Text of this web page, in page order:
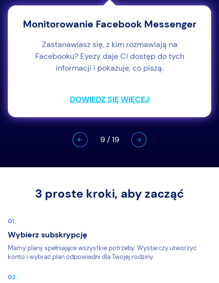
Monitorowanie Facebook Messenger
Zastanawiasz się, z kim rozmawiają na
Facebooku? Eyezy daje Ci dostęp do tych
informacji i pokazuje, co piszą.
DOWIEDZ SIĘ WIĘCEJ
9/19
3 proste kroki, aby zacząć
Wybierz subskrypcję
Mamy plany spełniające wszystkie potrzeby. Wystarczy utworzyć
konto i wybrać plan odpowiedni dla Twojej rodziny.